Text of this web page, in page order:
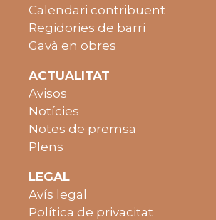
Calendari contribuent
Regidories de barri
Gavà en obres
ACTUALITAT
Avisos
Notícies
Notes de premsa
Plens
LEGAL
Avís legal
Política de privacitat